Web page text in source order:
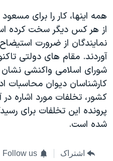
همه اینها، کار را برای
از هر کس دیگر سخت کرده
نمایندگان از ضرورت
آوردند. مقام های دولتی
شورای اسلامی واکنشی نشان
کارشناسان دیوان محاسبات
کشور، تخلفات مورد اشاره در
پرونده این تخلفات برای
شده است.
اشتراک Follow us